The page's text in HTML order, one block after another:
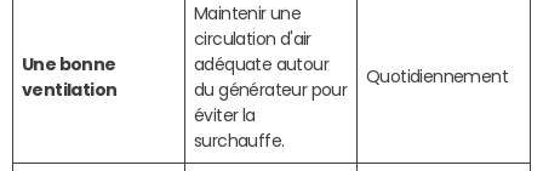
Une bonne
ventilation
Maintenir une
circulation d'air
adéquate autour
du générateur pour
éviter la
surchauffe.
Quotidiennement